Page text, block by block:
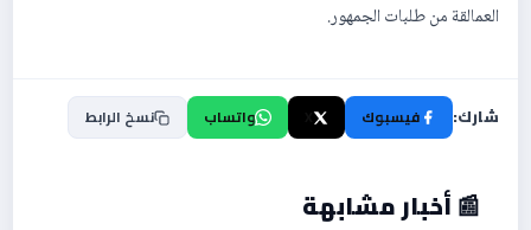
العمالقة من طلبات الجمهور.
شارك: فيسبوك واتساب نسخ الرابط
📰 أخبار مشابهة